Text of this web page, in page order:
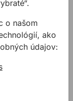
otváranie a
doskových
o našom
ako
údajov: